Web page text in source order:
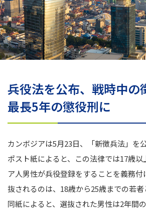
兵役法を公布、戦時中の
最長5年の懲役刑に
カンボジアは5月23日、「新徴兵法」を
ポスト紙によると、この法律では17歳以
ア人男性が兵役登録をすることを義務
抜されるのは、18歳から25歳までの若者
同紙によると、選抜された男性は2年間